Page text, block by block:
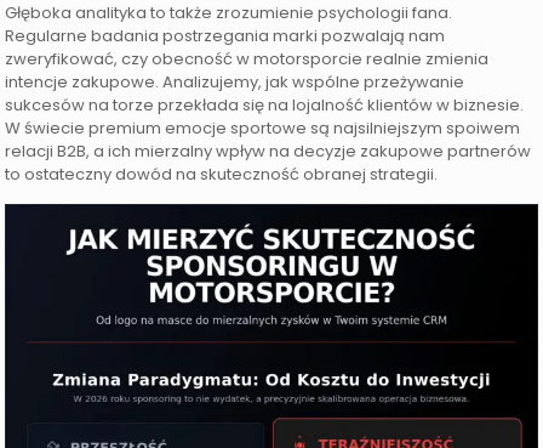
Głęboka analityka to także zrozumienie psychologii fana.
Regularne badania postrzegania marki pozwalają nam
zweryfikować, czy obecność w motorsporcie realnie zmienia
intencje zakupowe. Analizujemy, jak wspólne przeżywanie
sukcesów na torze przekłada się na lojalność klientów w biznesie.
W świecie premium emocje sportowe są najsilniejszym spoiwem
relacji B2B, a ich mierzalny wpływ na decyzje zakupowe partnerów
to ostateczny dowód na skuteczność obranej strategii.